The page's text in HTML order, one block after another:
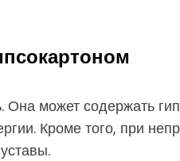
Она может содержать
Кроме того, при